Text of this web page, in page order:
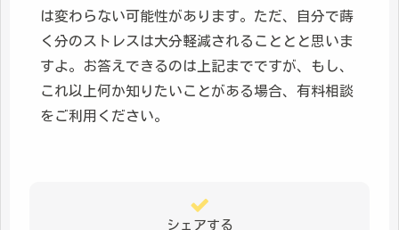
は変わらない可能性があります。ただ、自分で蒔
く分のストレスは大分軽減されることとと思いま
すよ。お答えできるのは上記までですが、もし、
これ以上何か知りたいことがある場合、有料相談
をご利用ください。
シェアする